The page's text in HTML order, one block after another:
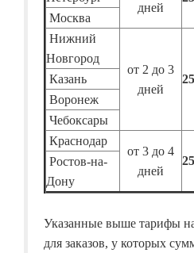
дней
Москва
Нижний
Новгород
от 2 до 3
дней
Казань
Воронеж
Чебоксары
Краснодар
от 3 до 4
дней
Ростов-на-
Дону
Указанные выше тарифы
для заказов, у которых